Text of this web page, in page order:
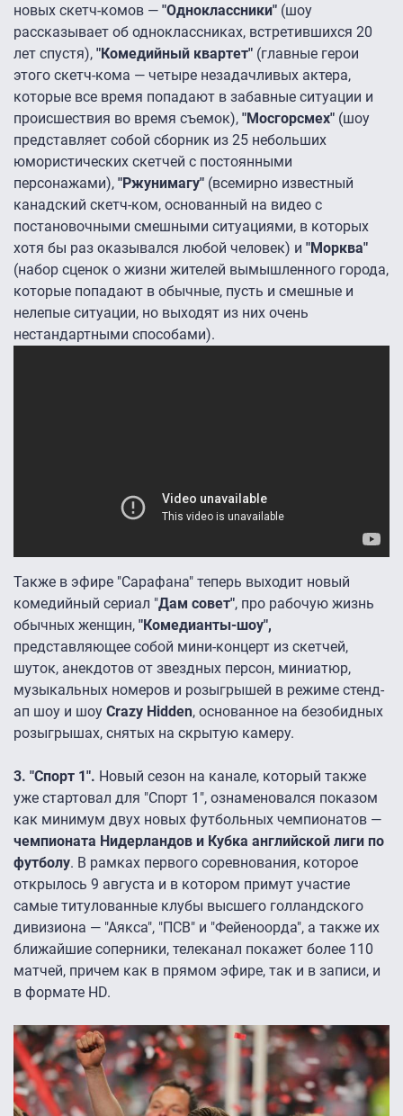
новых скетч-комов — "Одноклассники" (шоу
рассказывает об одноклассниках, встретившихся 20
лет спустя), "Комедийный квартет" (главные герои
этого скетч-кома — четыре незадачливых актера,
которые все время попадают в забавные ситуации и
происшествия во время съемок), "Мосгорсмех" (шоу
представляет собой сборник из 25 небольших
юмористических скетчей с постоянными
персонажами), "Ржунимагу" (всемирно известный
канадский скетч-ком, основанный на видео с
постановочными смешными ситуациями, в которых
хотя бы раз оказывался любой человек) и "Морква"
(набор сценок о жизни жителей вымышленного города,
которые попадают в обычные, пусть и смешные и
нелепые ситуации, но выходят из них очень
нестандартными способами).
Также в эфире "Сарафана" теперь выходит новый
комедийный сериал "Дам совет", про рабочую жизнь
обычных женщин, "Комедианты-шоу",
представляющее собой мини-концерт из скетчей,
шуток, анекдотов от звездных персон, миниатюр,
музыкальных номеров и розыгрышей в режиме стенд-
ап шоу и шоу Crazy Hidden, основанное на безобидных
розыгрышах, снятых на скрытую камеру.
3. "Спорт 1″. Новый сезон на канале, который также
уже стартовал для "Спорт 1″, ознаменовался показом
как минимум двух новых футбольных чемпионатов —
чемпионата Нидерландов и Кубка английской лиги по
футболу. В рамках первого соревнования, которое
открылось 9 августа и в котором примут участие
самые титулованные клубы высшего голландского
дивизиона — "Аякса", "ПСВ" и "Фейеноорда", а также их
ближайшие соперники, телеканал покажет более 110
матчей, причем как в прямом эфире, так и в записи, и
в формате HD.